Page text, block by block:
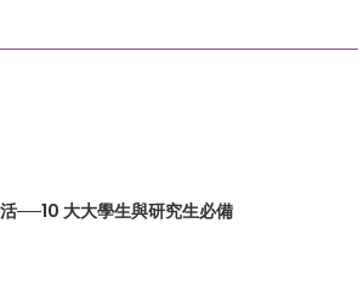
──10 大大學生與研究生必備